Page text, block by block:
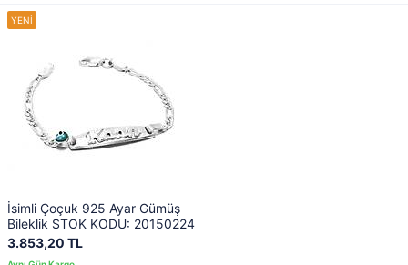
İsimli Çoçuk 925 Ayar Gümüş
Bileklik STOK KODU: 20150224
3.853,20 TL